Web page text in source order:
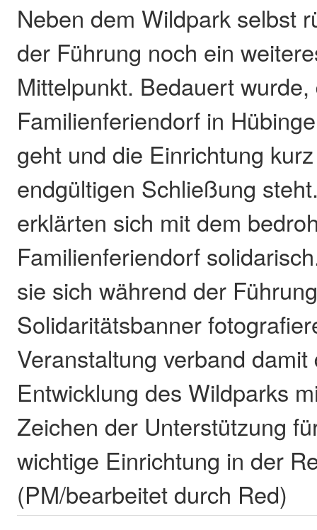
Neben dem Wildpark selbst
der Führung noch ein
Mittelpunkt. Bedauert
Familienferiendorf in
geht und die Einrichtung
endgültigen Schließung
erklärten sich mit dem
Familienferiendorf
sie sich während der
Solidaritätsbanner
Veranstaltung verband
Entwicklung des Wildparks
Zeichen der Unterstützung
wichtige Einrichtung in der
(PM/bearbeitet durch Red)